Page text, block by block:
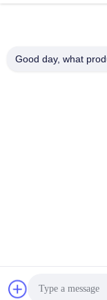
최고의 가격
오
Anping JQ Wire
Good day, what